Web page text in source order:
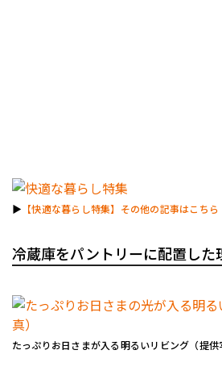
▶︎ 【快適な暮らし特集】その他の記事はこちら
冷蔵庫をパントリーに配置した
たっぷりお日さまが入る明るいリビング（提供